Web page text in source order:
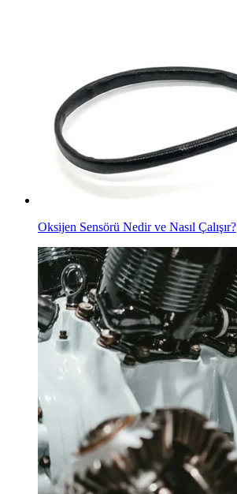
Oksijen Sensörü Nedir ve Nasıl Çalışır?